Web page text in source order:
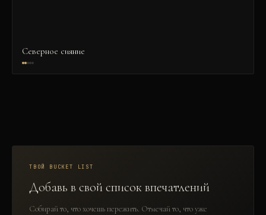
Северное сияние
ТВОЙ BUCKET LIST
Добавь в свой список впечатлений
Собирай то, что хочешь пережить. Отмечай то, что уже